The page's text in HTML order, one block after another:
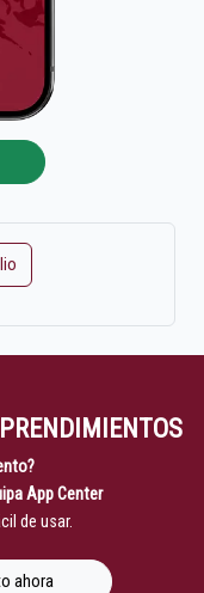
App Center
de usar.
ahora